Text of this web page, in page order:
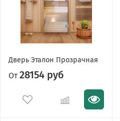
Дверь Эталон Прозрачная
От 28154 руб